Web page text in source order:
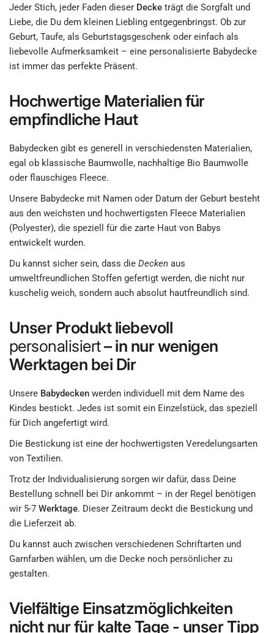
Jeder Stich, jeder Faden dieser Decke trägt die Sorgfalt und
Liebe, die Du dem kleinen Liebling entgegenbringst. Ob zur
Geburt, Taufe, als Geburtstagsgeschenk oder einfach als
liebevolle Aufmerksamkeit – eine personalisierte Babydecke
ist immer das perfekte Präsent.
Hochwertige Materialien für
empfindliche Haut
Babydecken gibt es generell in verschiedensten Materialien,
egal ob klassische Baumwolle, nachhaltige Bio Baumwolle
oder flauschiges Fleece.
Unsere Babydecke mit Namen oder Datum der Geburt besteht
aus den weichsten und hochwertigsten Fleece Materialien
(Polyester), die speziell für die zarte Haut von Babys
entwickelt wurden.
Du kannst sicher sein, dass dieDecken aus
umweltfreundlichen Stoffen gefertigt werden, die nicht nur
kuschelig weich, sondern auch absolut hautfreundlich sind.
Unser Produkt liebevoll
personalisiert– in nur wenigen
Werktagen bei Dir
Unsere Babydecken werden individuell mit dem Name des
Kindes bestickt. Jedes ist somit ein Einzelstück, das speziell
für Dich angefertigt wird.
Die Bestickung ist eine der hochwertigsten Veredelungsarten
von Textilien.
Trotz der Individualisierung sorgen wir dafür, dass Deine
Bestellung schnell bei Dir ankommt – in der Regel benötigen
wir 5-7Werktage. Dieser Zeitraum deckt die Bestickung und
die Lieferzeit ab.
Du kannst auch zwischen verschiedenen Schriftarten und
Garnfarben wählen, um die Decke noch persönlicher zu
gestalten.
Vielfältige Einsatzmöglichkeiten
nicht nur für kalte Tage - unser Tipp